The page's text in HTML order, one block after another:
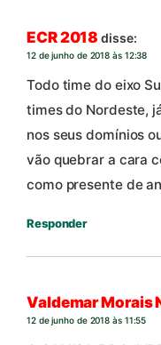
ECR 2018 disse:
12 de junho de 2018 às 12:38
Todo time do eixo
times do Nordeste,
nos seus domínios
vão quebrar a cara
como presente de
Responder
Valdemar Morais
12 de junho de 2018 às 11:55